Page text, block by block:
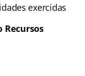
exercidas
Recursos